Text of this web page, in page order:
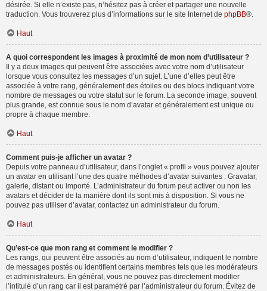
désirée. Si elle n’existe pas, n’hésitez pas à créer et partager une nouvelle
traduction. Vous trouverez plus d’informations sur le site Internet de phpBB®.
Haut
A quoi correspondent les images à proximité de mon nom d’utilisateur ?
Il y a deux images qui peuvent être associées avec votre nom d’utilisateur
lorsque vous consultez les messages d’un sujet. L’une d’elles peut être
associée à votre rang, généralement des étoiles ou des blocs indiquant votre
nombre de messages ou votre statut sur le forum. La seconde image, souvent
plus grande, est connue sous le nom d’avatar et généralement est unique ou
propre à chaque membre.
Haut
Comment puis-je afficher un avatar ?
Depuis votre panneau d’utilisateur, dans l’onglet « profil » vous pouvez ajouter
un avatar en utilisant l’une des quatre méthodes d’avatar suivantes : Gravatar,
galerie, distant ou importé. L’administrateur du forum peut activer ou non les
avatars et décider de la manière dont ils sont mis à disposition. Si vous ne
pouvez pas utiliser d’avatar, contactez un administrateur du forum.
Haut
Qu’est-ce que mon rang et comment le modifier ?
Les rangs, qui peuvent être associés au nom d’utilisateur, indiquent le nombre
de messages postés ou identifient certains membres tels que les modérateurs
et administrateurs. En général, vous ne pouvez pas directement modifier
l’intitulé d’un rang car il est paramétré par l’administrateur du forum. Évitez de